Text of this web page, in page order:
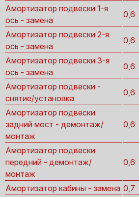
Амортизатор подвески 1-я
ось - замена
0,6
Амортизатор подвески 2-я
ось - замена
0,6
Амортизатор подвески 3-я
ось - замена
0,6
Амортизатор подвески -
снятие/установка
0,6
Амортизатор подвески
задний мост - демонтаж/
монтаж
0,6
Амортизатор подвески
передний - демонтаж/
монтаж
0,6
Амортизатор кабины - замена 0,7